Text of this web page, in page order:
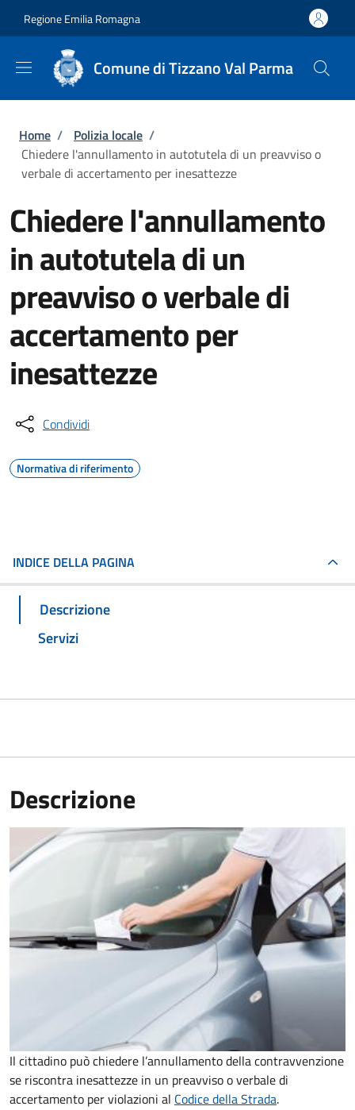
Regione Emilia Romagna
Comune di Tizzano Val Parma
Briciole di pane
Home / Polizia locale /
Chiedere l'annullamento in autotutela di un preavviso o
verbale di accertamento per inesattezze
Chiedere l'annullamento
in autotutela di un
preavviso o verbale di
accertamento per
inesattezze
Condividi
Normativa di riferimento
INDICE DELLA PAGINA
Descrizione
Servizi
Descrizione
Il cittadino può chiedere l’annullamento della contravvenzione
se riscontra inesattezze in un preavviso o verbale di
accertamento per violazioni al Codice della Strada.